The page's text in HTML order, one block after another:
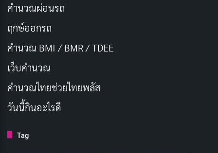
อาจารย์ที่ได้อบรมสั่งสอนและให้ความรู้ต่างๆ
ส่งเสริมความสัมพันธ์อันดีระหว่างครูและศิษย์:
สร้างความผูกพันและความเข้าใจอันดีต่อกัน
อนุรักษ์และสืบสานวัฒนธรรมประเพณีอันดีงาม:
ไหว้ครูเป็นหนึ่งในประเพณีสำคัญของไทยที่สะท้อนให้
เห็นถึงค่านิยมและความเชื่อในการเคารพผู้มีพระคุณ
ศึกษา:
คำนวณผ่อนรถ
ฤกษ์ออกรถ
คำนวณ BMI / BMR / TDEE
เว็บคํานวณ
คํานวณไทยช่วยไทยพลัส
วันนี้กินอะไรดี
Tag